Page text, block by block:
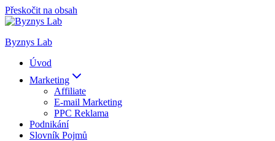
Přeskočit na obsah
Byznys Lab
Úvod
Marketing
Affiliate
E-mail Marketing
PPC Reklama
Podnikání
Slovník Pojmů